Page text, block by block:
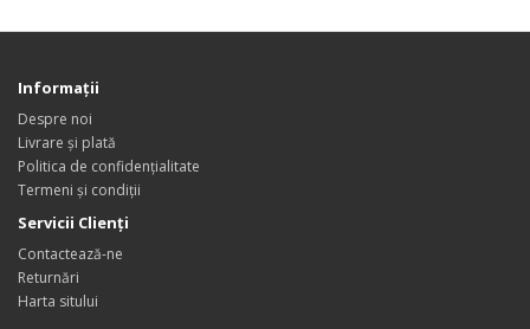
Informaţii
Despre noi
Livrare și plată
Politica de confidențialitate
Termeni și condiții
Servicii Clienţi
Contactează-ne
Returnări
Harta sitului